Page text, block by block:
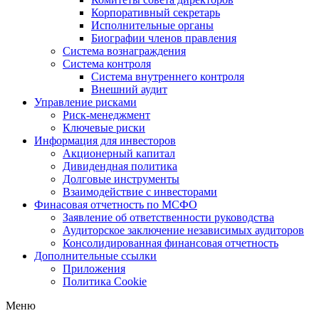
Корпоративный секретарь
Исполнительные органы
Биографии членов правления
Система вознаграждения
Система контроля
Система внутреннего контроля
Внешний аудит
Управление рисками
Риск-менеджмент
Ключевые риски
Информация для инвесторов
Акционерный капитал
Дивидендная политика
Долговые инструменты
Взаимодействие с инвеcторами
Финасовая отчетность по МСФО
Заявление об ответственности руководства
Аудиторское заключение независимых аудиторов
Консолидированная финансовая отчетность
Дополнительные ссылки
Приложения
Политика Cookie
Меню